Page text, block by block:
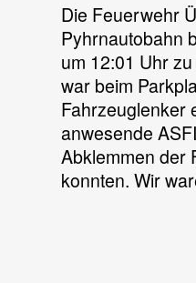
Die Feuerwehr
Pyhrnautobahn
um 12:01 Uhr
war beim
Fahrzeuglenker
anwesende
Abklemmen der
konnten. Wir